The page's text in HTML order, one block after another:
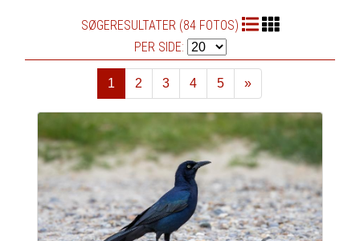
SØGERESULTATER (84 FOTOS)
PER SIDE:
1 2 3 4 5
»
Næste